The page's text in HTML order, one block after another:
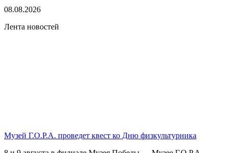
08.08.2026
Лента новостей
Музей Г.О.Р.А. проведет квест ко Дню физкультурника